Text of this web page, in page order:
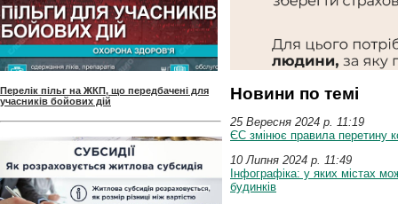
Перелік пільг на ЖКП, що передбачені для
учасників бойових дій
Новини по темі
25 Вересня 2024 p. 11:19
ЄС змінює правила перетину
10 Липня 2024 p. 11:49
Інфографіка: у яких містах
будинків